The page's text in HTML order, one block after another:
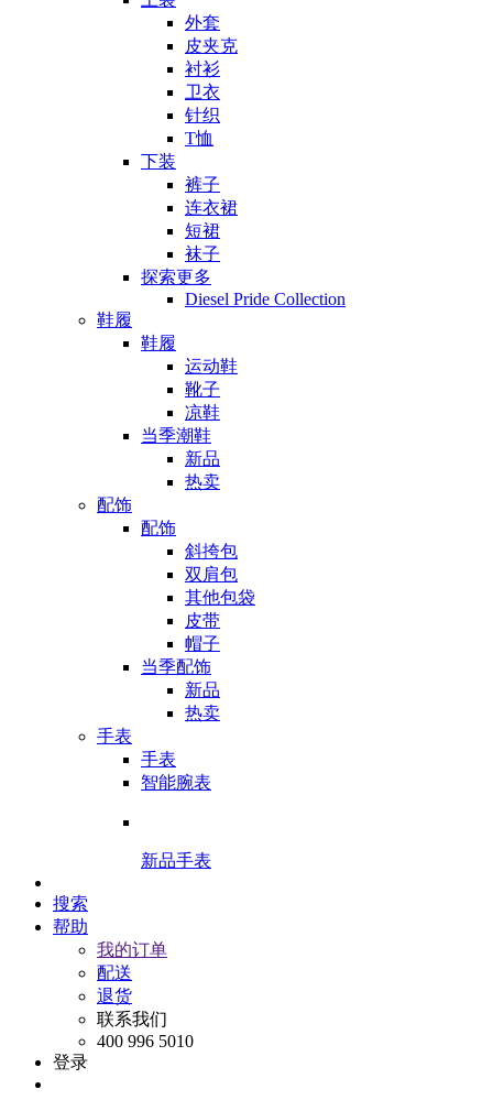
外套
皮夹克
衬衫
卫衣
针织
T恤
下装
裤子
连衣裙
短裙
袜子
探索更多
Diesel Pride Collection
鞋履
鞋履
运动鞋
靴子
凉鞋
当季潮鞋
新品
热卖
配饰
配饰
斜挎包
双肩包
其他包袋
皮带
帽子
当季配饰
新品
热卖
手表
手表
智能腕表
新品手表
搜索
帮助
我的订单
配送
退货
联系我们
400 996 5010
登录